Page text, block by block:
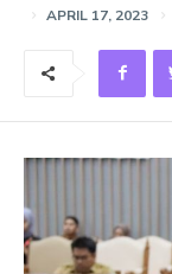
APRIL 17, 2023